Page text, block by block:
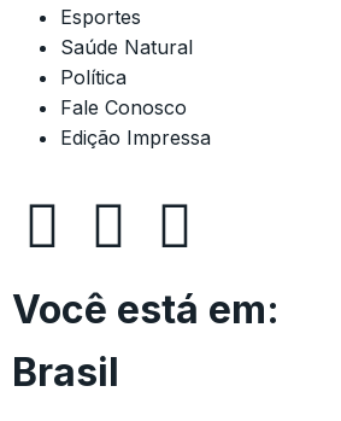
Esportes
Saúde Natural
Política
Fale Conosco
Edição Impressa
Você está em:
Brasil